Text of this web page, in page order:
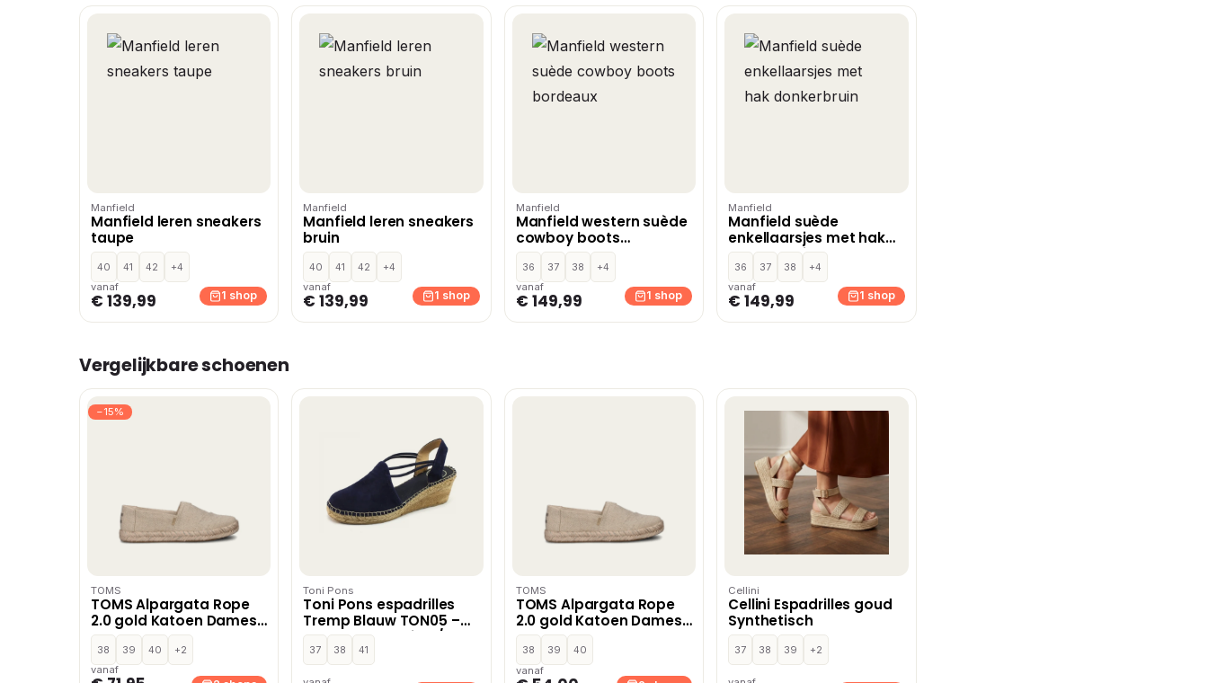
Manfield
Manfield leren sneakers
taupe
40 41 42
+4
vanaf
€ 139,99 1 shop
Manfield
Manfield leren sneakers
bruin
40 41 42
+4
vanaf
€ 139,99 1 shop
Manfield
Manfield western suède
cowboy boots
bordeaux
36 37 38
+4
vanaf
€ 149,99 1 shop
Manfield
Manfield suède
enkellaarsjes met hak
donkerbruin
36 37 38
+4
vanaf
€ 149,99 1 shop
Vergelijkbare schoenen
−15%
TOMS
TOMS Alpargata Rope
2.0 gold Katoen Dames
– Goud
38 39 40
+2
vanaf
Toni Pons
Toni Pons espadrilles
Tremp Blauw TON05 –
Blauw,Zwart,Beige /
Khaki,Cognac
37 38 41
TOMS
TOMS Alpargata Rope
2.0 gold Katoen Dames
– Goud
38 39
40
vanaf
Cellini
Cellini Espadrilles goud
Synthetisch
37 38 39 +2